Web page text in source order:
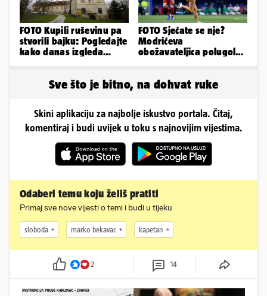
FOTO Kupili ruševinu pa
stvorili bajku: Pogledajte
kako danas izgleda
FOTO Sjećate se nje?
Modrićeva
obožavateljica polugola
Sve što je bitno, na dohvat ruke
Skini aplikaciju za najbolje iskustvo portala. Čitaj,
komentiraj i budi uvijek u toku s najnovijim vijestima.
Odaberi temu koju želiš pratiti
Primaj sve nove vijesti o temi i budi u tijeku
sloboda marko bekavac kapetan
2 14